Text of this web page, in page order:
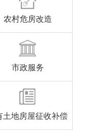
农村危房改造
市政服务
土地房屋征收补偿